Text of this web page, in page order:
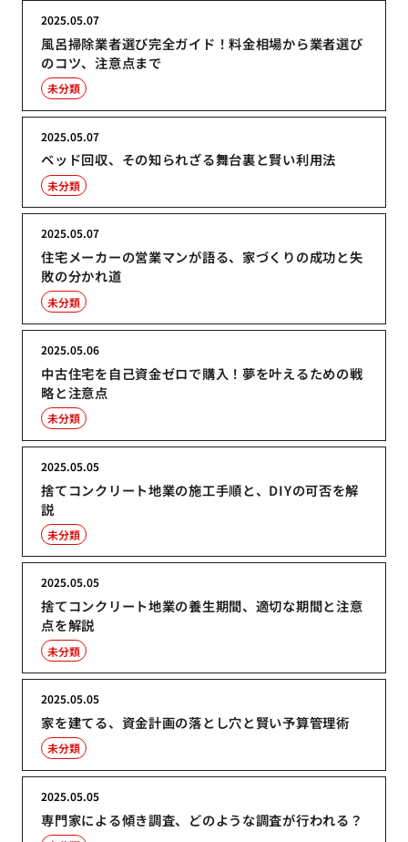
風呂掃除業者選び完全ガイド！料金相場から業者選び
のコツ、注意点まで
2025.05.07
未分類
ベッド回収、その知られざる舞台裏と賢い利用法
2025.05.07
未分類
住宅メーカーの営業マンが語る、家づくりの成功と失
敗の分かれ道
2025.05.07
未分類
中古住宅を自己資金ゼロで購入！夢を叶えるための戦
略と注意点
2025.05.06
未分類
捨てコンクリート地業の施工手順と、DIYの可否を解
説
2025.05.05
未分類
捨てコンクリート地業の養生期間、適切な期間と注意
点を解説
2025.05.05
未分類
家を建てる、資金計画の落とし穴と賢い予算管理術
2025.05.05
未分類
専門家による傾き調査、どのような調査が行われる？
2025.05.05